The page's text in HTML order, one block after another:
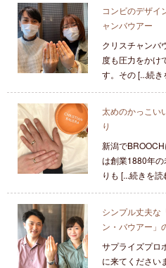
コンビのデザイ
ャンバウアー
クリスチャンバ
度も圧力をかけ
す。その [...続き
太めのかっこい
り
新潟で
は創業1880年
りも [...続きを読
シンプル丈夫な
ン・バウアー」
サプライズプロ
に来てください